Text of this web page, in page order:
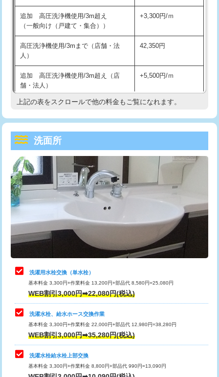
マス交換（深さ50㎝以上） 66,000円
コンクリート斫り（厚さ10㎝まで） 27,500円
コンクリート斫り（厚さ10㎝超え）
モルタル補修（厚さ10㎝まで）
モルタル補修（厚さ10㎝超え） 38,500円
洗面台設置 38,500円
追加人工
廃棄・処分 現場見積
※給水管工事は20mmまでの価格です。
持込商品取付（混合水栓） 16,500円
給水管工事※（ホール加工)
給水管工事※（バンド止め) 3,300円
給水管工事※（支持金具設置) 5,500円
給水管工事※（保温材使用（バンド止
め込み）)
5,500円
給水管工事※（土の掘削・埋め戻し作
業)
11,000円
給水管工事※（塩ビ管（VP・HI）使
用/3ｍまで)
33,000円
給水管工事※（塩ビ管（VP・HI）使
用（追加）/3ｍ超え)
給水管工事※（ライニング鋼管・銅
管・ポリ管・HT管使用/3ｍまで)
44,000円
給水管工事※（ライニング鋼管・銅
管・ポリ管・HT管使用/3ｍ超え)
排水管工事（土の掘削・埋め戻し作
業）
排水管工事（排水管工事/3ｍまで） 55,000円
排水管工事（追加 排水管工事/3ｍ超
え）
追加 高圧洗浄機使用/3m超え
（一般向け（戸建て・集合））
+3,300円/ｍ
高圧洗浄機使用/3mまで（店舗・法
人）
42,350円
追加 高圧洗浄機使用/3m超え（店
舗・法人）
+5,500円/ｍ
高度高圧洗浄換 現地調査
トーラー機使用/3mまで
追加トーラー機使用/3m超え +3,300円
カメラ調査 33,000円
桝清掃
止水・漏水調査・防水処理・清掃・修
理・調整・分解・加工など（軽作業）
11,000円
止水・漏水調査・防水処理・清掃・修
理・調整・分解・加工など（中作業）
22,000円
止水・漏水調査・防水処理・清掃・修
理・調整・分解・加工など（重作業）
33,000円
キッチンタンク脱着
その他部品の脱着
交換・取付（タンク）
交換・取付(単水栓（壁付・デッキ
上記の表をスクロールで他の料金もご覧になれます。
洗面所
洗濯用水栓交換（単水栓）
基本料金 3,300円+作業料金 13,200円+部品代 8,580円=25,080円
WEB割引3,000円➡22,080円(税込)
洗濯水栓、給水ホース交換作業
基本料金 3,300円+作業料金 22,000円+部品代 12,980円=38,280円
WEB割引3,000円➡35,280円(税込)
洗濯水栓給水栓上部交換
基本料金 3,300円+作業料金 8,800円+部品代 990円=13,090円